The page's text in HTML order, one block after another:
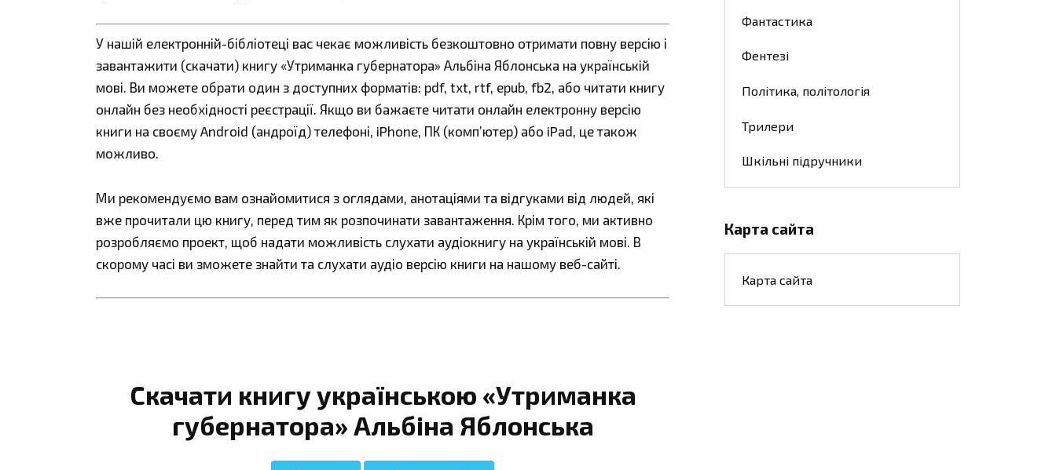
У нашій електронній-бібліотеці вас чекає можливість безкоштовно отримати повну версію і
завантажити (скачати) книгу «Утриманка губернатора» Альбіна Яблонська на українській
мові. Ви можете обрати один з доступних форматів: pdf, txt, rtf, epub, fb2, або читати книгу
онлайн без необхідності реєстрації. Якщо ви бажаєте читати онлайн електронну версію
книги на своєму Android (андроїд) телефоні, iPhone, ПК (комп’ютер) або iPad, це також
можливо.
Ми рекомендуємо вам ознайомитися з оглядами, анотаціями та відгуками від людей, які
вже прочитали цю книгу, перед тим як розпочинати завантаження. Крім того, ми активно
розробляємо проект, щоб надати можливість слухати аудіокнигу на українській мові. В
скорому часі ви зможете знайти та слухати аудіо версію книги на нашому веб-сайті.
Скачати книгу українською «Утриманка
губернатора» Альбіна Яблонська
Фантастика
Фентезі
Політика, політологія
Трилери
Шкільні підручники
Карта сайта
Карта сайта